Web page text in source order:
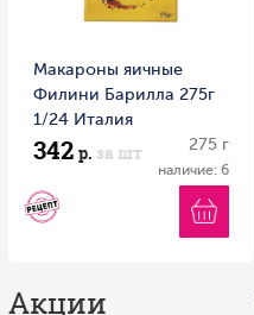
Макароны яичные
Филини Барилла 275г
1/24 Италия
342 р. за шт 275 г
наличие: 6
Акции